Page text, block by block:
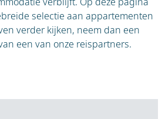
selectie aan appartementen
verder kijken, neem dan een
een van onze reispartners.